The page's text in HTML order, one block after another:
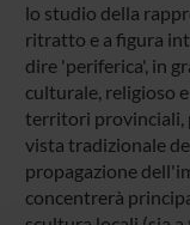
lo studio della
ritratto e a figura
dire 'periferica', in
culturale, religioso
territori provinciali,
vista tradizionale
propagazione
concentrerà